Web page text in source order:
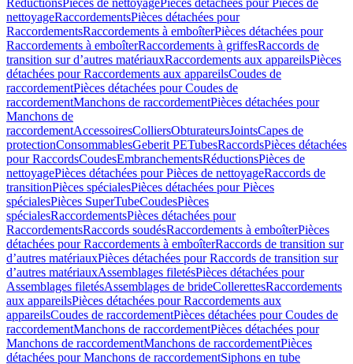
RéductionsPièces de nettoyagePièces détachées pour Pièces de
nettoyageRaccordementsPièces détachées pour
RaccordementsRaccordements à emboîterPièces détachées pour
Raccordements à emboîterRaccordements à griffesRaccords de
transition sur d’autres matériauxRaccordements aux appareilsPièces
détachées pour Raccordements aux appareilsCoudes de
raccordementPièces détachées pour Coudes de
raccordementManchons de raccordementPièces détachées pour
Manchons de
raccordementAccessoiresColliersObturateursJointsCapes de
protectionConsommablesGeberit PETubesRaccordsPièces détachées
pour RaccordsCoudesEmbranchementsRéductionsPièces de
nettoyagePièces détachées pour Pièces de nettoyageRaccords de
transitionPièces spécialesPièces détachées pour Pièces
spécialesPièces SuperTubeCoudesPièces
spécialesRaccordementsPièces détachées pour
RaccordementsRaccords soudésRaccordements à emboîterPièces
détachées pour Raccordements à emboîterRaccords de transition sur
d’autres matériauxPièces détachées pour Raccords de transition sur
d’autres matériauxAssemblages filetésPièces détachées pour
Assemblages filetésAssemblages de brideCollerettesRaccordements
aux appareilsPièces détachées pour Raccordements aux
appareilsCoudes de raccordementPièces détachées pour Coudes de
raccordementManchons de raccordementPièces détachées pour
Manchons de raccordementManchons de raccordementPièces
détachées pour Manchons de raccordementSiphons en tube